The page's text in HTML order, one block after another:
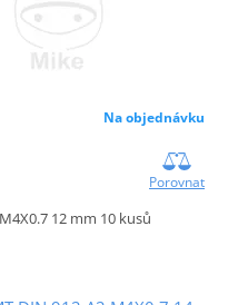
Na objednávku
Porovnat
12 mm 10 kusů